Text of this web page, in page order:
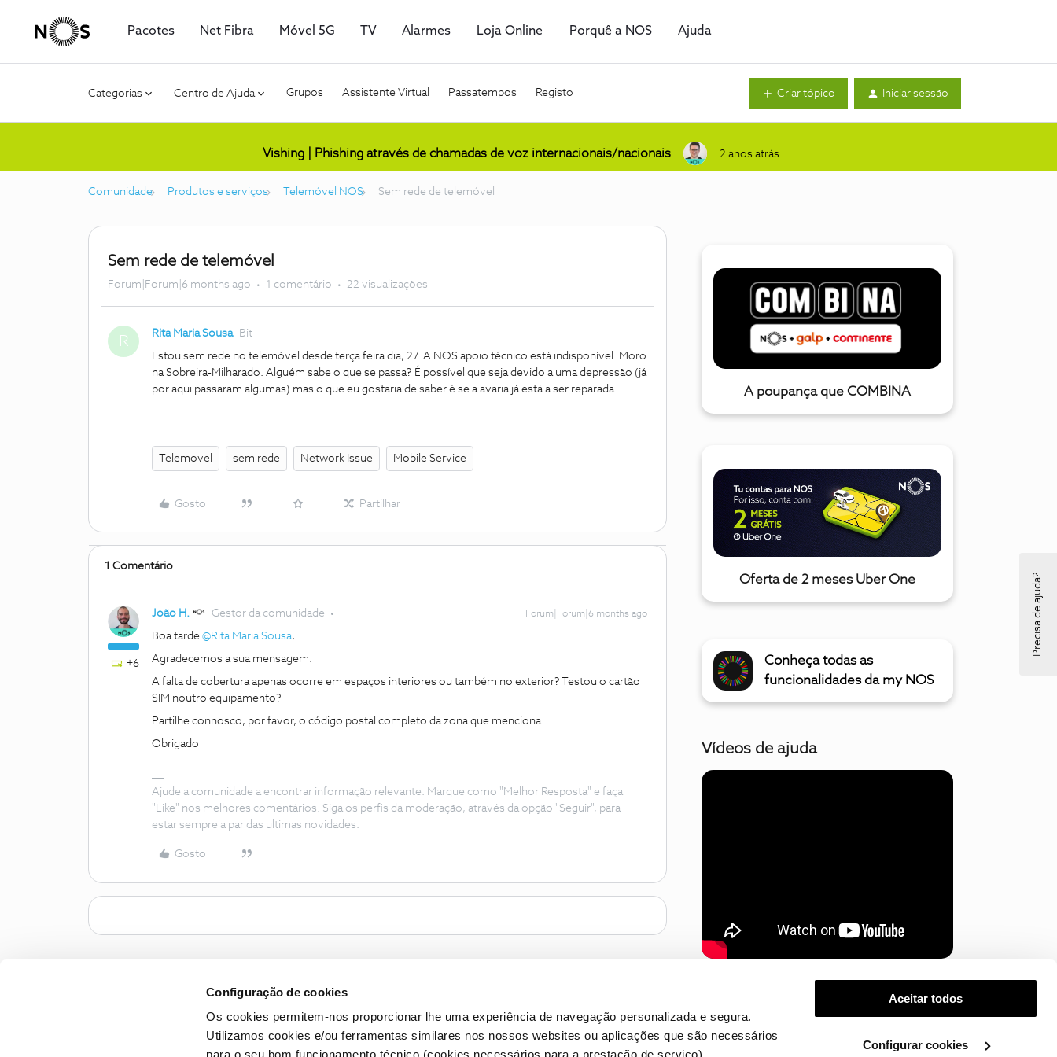
Configuração de cookies
Os cookies permitem-nos proporcionar lhe uma experiência de navegação personalizada e segura.
Utilizamos cookies e/ou ferramentas similares nos nossos websites ou aplicações que são necessários
Aceitar todos
Configurar cookies
Pacotes Net Fibra Móvel 5G TV Alarmes Loja Online Porquê a NOS Ajuda
Categorias Centro de Ajuda Grupos Assistente Virtual Passatempos Registo Criar tópico Iniciar sessão
Vishing | Phishing através de chamadas de voz internacionais/nacionais 2 anos atrás
Comunidade Produtos e serviços Telemóvel NOS Sem rede de telemóvel
Sem rede de telemóvel
Forum|Forum|6 months ago 1 comentário 22 visualizações
R Rita Maria Sousa Bit
Estou sem rede no telemóvel desde terça feira dia, 27. A NOS apoio técnico está indisponível. Moro
na Sobreira-Milharado. Alguém sabe o que se passa? É possível que seja devido a uma depressão (já
por aqui passaram algumas) mas o que eu gostaria de saber é se a avaria já está a ser reparada.
Telemovel sem rede Network Issue Mobile Service
Gosto Partilhar
1 Comentário
+6
João H. Gestor da comunidade Forum|Forum|6 months ago
Boa tarde ​ @Rita Maria Sousa,
Agradecemos a sua mensagem.
A falta de cobertura apenas ocorre em espaços interiores ou também no exterior? Testou o cartão
SIM noutro equipamento?
Partilhe connosco, por favor, o código postal completo da zona que menciona.
Obrigado
Ajude a comunidade a encontrar informação relevante. Marque como "Melhor Resposta" e faça
"Like" nos melhores comentários. Siga os perfis da moderação, através da opção "Seguir", para
estar sempre a par das ultimas novidades.
Gosto
A poupança que COMBINA
Oferta de 2 meses Uber One
Conheça todas as
funcionalidades da my NOS
Vídeos de ajuda
Precisa de ajuda?